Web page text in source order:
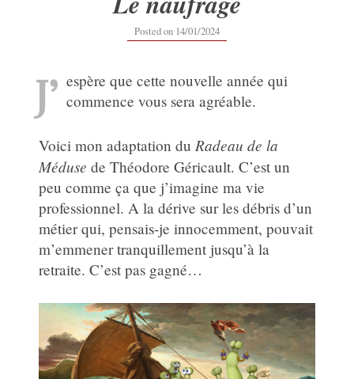
Posted on 14/01/202414/01/2024
J’ espère que cette nouvelle année qui
commence vous sera agréable.
Voici mon adaptation du Radeau de la
Méduse de Théodore Géricault. C’est un
peu comme ça que j’imagine ma vie
professionnel. A la dérive sur les débris d’un
métier qui, pensais-je innocemment, pouvait
m’emmener tranquillement jusqu’à la
retraite. C’est pas gagné…